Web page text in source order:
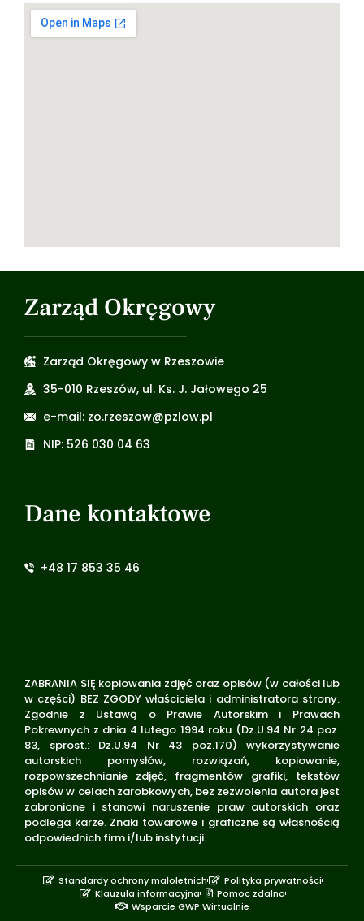
Zarząd Okręgowy
Zarząd Okręgowy w Rzeszowie
35-010 Rzeszów, ul. Ks. J. Jałowego 25
e-mail: zo.rzeszow@pzlow.pl
NIP: 526 030 04 63
Dane kontaktowe
+48 17 853 35 46
ZABRANIA SIĘ kopiowania zdjęć oraz opisów (w całości lub
w części) BEZ ZGODY właściciela i administratora strony.
Zgodnie z Ustawą o Prawie Autorskim i Prawach
Pokrewnych z dnia 4 lutego 1994 roku (Dz.U.94 Nr 24 poz.
83, sprost.: Dz.U.94 Nr 43 poz.170) wykorzystywanie
autorskich pomysłów, rozwiązań, kopiowanie,
rozpowszechnianie zdjęć, fragmentów grafiki, tekstów
opisów w celach zarobkowych, bez zezwolenia autora jest
zabronione i stanowi naruszenie praw autorskich oraz
podlega karze. Znaki towarowe i graficzne są własnością
odpowiednich firm i/lub instytucji.
Standardy ochrony małoletnich
Polityka prywatności
Klauzula informacyjna
Pomoc zdalna
Wsparcie GWP Wirtualnie